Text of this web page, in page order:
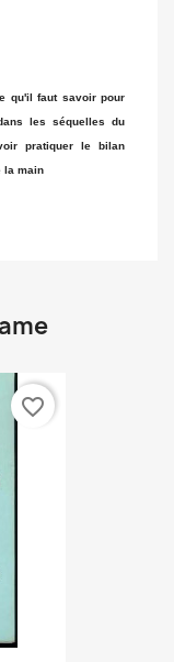
qu'il faut savoir pour
les séquelles du
pratiquer le bilan
la main
favorite_border